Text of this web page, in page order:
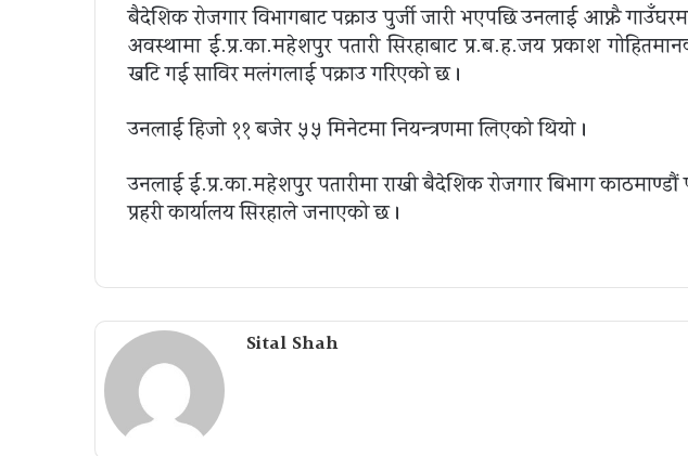
बैदेशिक रोजगार विभागबाट पक्राउ पुर्जी जारी भएपछि उनलाई आफ्नै
अवस्थामा ई.प्र.का.महेशपुर पतारी सिरहाबाट प्र.ब.ह.जय प्रकाश
खटि गई साविर मलंगलाई पक्राउ गरिएको छ ।
उनलाई हिजो ११ बजेर ५५ मिनेटमा नियन्त्रणमा लिएको थियो ।
उनलाई ई.प्र.का.महेशपुर पतारीमा राखी बैदेशिक रोजगार बिभाग
प्रहरी कार्यालय सिरहाले जनाएको छ ।
Sital Shah